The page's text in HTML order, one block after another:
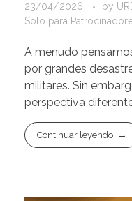
23/04/2026 by
Solo para
A menudo
por grandes
militares. Sin
perspectiva
Continuar leyendo